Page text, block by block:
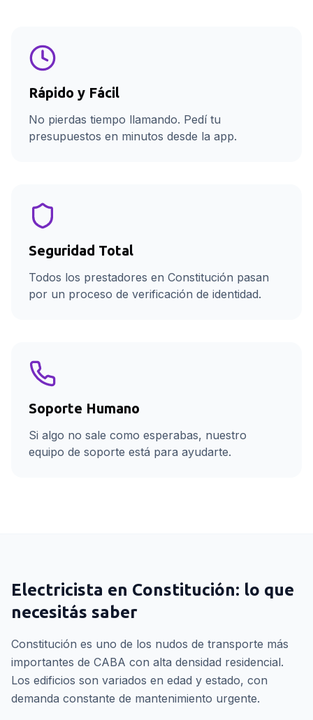
Rápido y Fácil
No pierdas tiempo llamando. Pedí tu
presupuestos en minutos desde la app.
Seguridad Total
Todos los prestadores en Constitución pasan
por un proceso de verificación de identidad.
Soporte Humano
Si algo no sale como esperabas, nuestro
equipo de soporte está para ayudarte.
Electricista en Constitución: lo que
necesitás saber
Constitución es uno de los nudos de transporte más
importantes de CABA con alta densidad residencial.
Los edificios son variados en edad y estado, con
demanda constante de mantenimiento urgente.